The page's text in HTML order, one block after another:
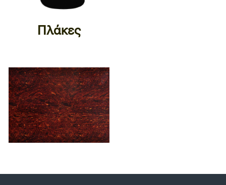
Πλάκες